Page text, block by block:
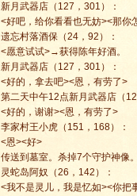
新月武器店（127，301）：
<好吧，给你看看也无妨><那你
遗忘村落酒保（24，92）：
<愿意试试>→获得陈年好酒。
新月武器店（127，301）：
<好的，拿去吧><恩，有劳了>
第二天中午12点新月武器店（
<好的，谢谢><恩，有劳了>
李家村王小虎（151，168）：
<恩><好>
传送到墓室。杀掉7个守护神像
灵蛇岛阿奴（26，142）：
<我不是灵儿，我是忆如><你把